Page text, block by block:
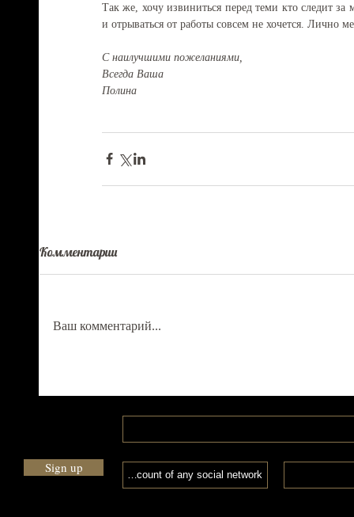
Так же, хочу извиниться перед теми кто следит
и отрываться от работы совсем не хочется. Лично
С наилучшими пожеланиями,
Всегда Ваша
Полина
Комментарии
Ваш комментарий...
Sign up